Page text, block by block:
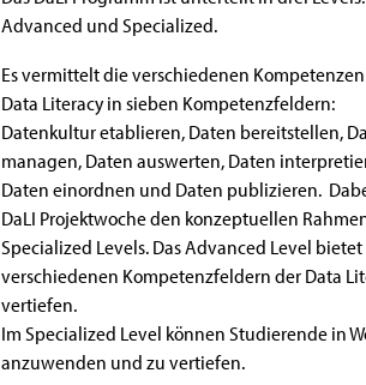
Advanced und Specialized.
Es vermittelt die verschiedenen
Data Literacy in sieben Kompetenzfeldern:
Datenkultur etablieren, Daten bereitstellen,
managen, Daten auswerten, Daten
Daten einordnen und Daten publizieren.
DaLI Projektwoche den konzeptuellen
Specialized Levels. Das Advanced Level
verschiedenen Kompetenzfeldern der Data
vertiefen.
Im Specialized Level können Studierende in
anzuwenden und zu vertiefen.